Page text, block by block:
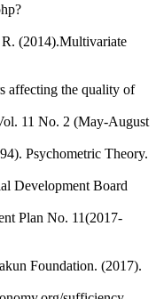
(2014).Multivariate
affecting the quality of
11 No. 2 (May-August
Psychometric Theory.
Development Board
Plan No. 11(2017-
Foundation. (2017).